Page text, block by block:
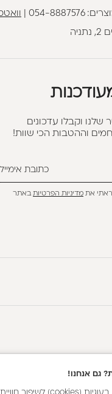
054-8887576
שלנו וקבלו עדכונים
וההטבות הכי שוות!
את מדיניות הפרטיותבאתר
גם אנחנו!